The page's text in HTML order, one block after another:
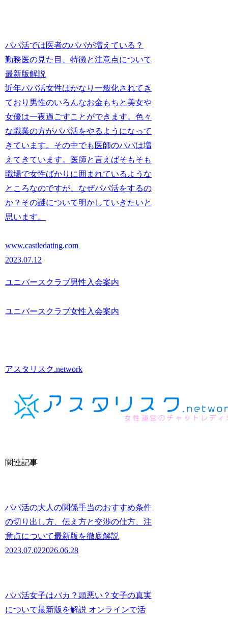
パパ活では医者のパパが増えている？
勤務医の見た目、特徴と注意点について
最新版解説
近年パパ活女性はかなり一般化されてき
ており男性のいろんなお金もちと美女や
女優は一夜過ごすことができます。色々
な職業の方がパパ活をやるようになって
きています。その中でも医師のパパは増
えてきています。医師と言えばそもそも
職場で女性ばかりに囲まれているような
ところなのですが、なぜパパ活をするの
か？その謎について明かしていきたいと
思います。
www.castledating.com
2023.07.12
ユニバースクラブ男性入会案内
ユニバースクラブ女性入会案内
アスタリスク.network
関連記事
パパ活の大人の関係手当のおすすめ条件
の切り出し方、伝え方と交渉の仕方、注
意点について最新版を徹底解説
2023.07.022026.06.28
パパ活女子はバカ？頭悪い？女子の真実
について最新版を解説 オンラインで活